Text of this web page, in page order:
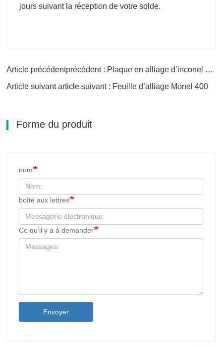
jours suivant la réception de votre solde.
Article précédentprécédent : Plaque en alliage d’inconel 625
Article suivant article suivant : Feuille d’alliage Monel 400
Forme du produit
nom
boîte aux lettres
Ce qu’il y a à demander
Envoyer